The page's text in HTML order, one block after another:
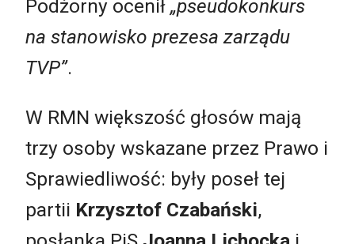
Podżorny ocenił „pseudokonkurs
na stanowisko prezesa zarządu
TVP”.
W RMN większość głosów mają
trzy osoby wskazane przez Prawo i
Sprawiedliwość: były poseł tej
partii Krzysztof Czabański,